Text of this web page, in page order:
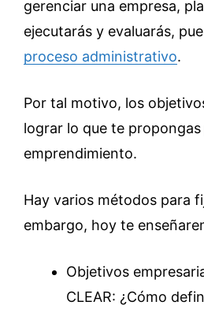
gerenciar una empresa,
ejecutarás y evaluarás,
proceso administrativo.
Por tal motivo, los
lograr lo que te propongas
emprendimiento.
Hay varios métodos para
embargo, hoy te
Objetivos
CLEAR: ¿Cómo